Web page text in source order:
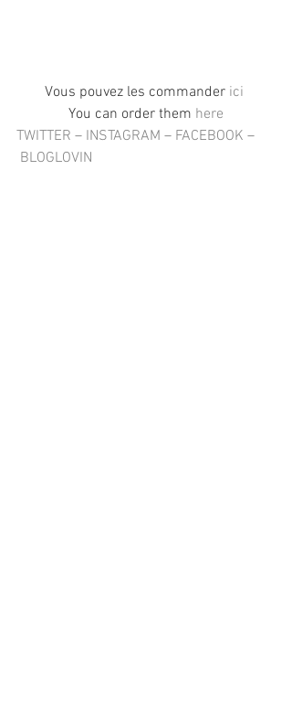
Vous pouvez les commander ici
You can order them here
TWITTER – INSTAGRAM – FACEBOOK –
BLOGLOVIN